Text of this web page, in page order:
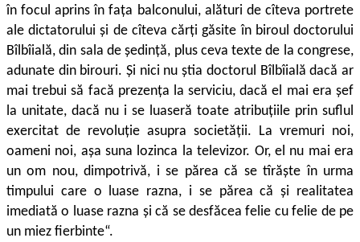
în focul aprins în fața balconului, alături de cîteva portrete
ale dictatorului și de cîteva cărți găsite în biroul doctorului
Bîlbîială, din sala de ședin­ță, plus ceva texte de la congrese,
adunate din birouri. Și nici nu știa doctorul Bîlbîială dacă ar
mai trebui să facă prezența la serviciu, dacă el mai era șef
la unitate, dacă nu i se luaseră toate atribuțiile prin suflul
exercitat de revoluție asupra societății. La vremuri noi,
oameni noi, așa suna lozinca la televizor. Or, el nu mai era
un om nou, dimpotrivă, i se părea că se tîrăște în urma
timpului care o luase razna, i se părea că și realitatea
imediată o luase razna și că se desfăcea felie cu felie de pe
un miez fier­binte“.